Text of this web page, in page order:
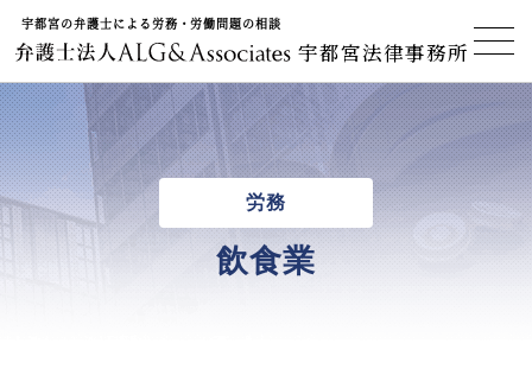
宇都宮の弁護士による労務・労働問題の相談
宇都宮法律事務所
労務
飲食業